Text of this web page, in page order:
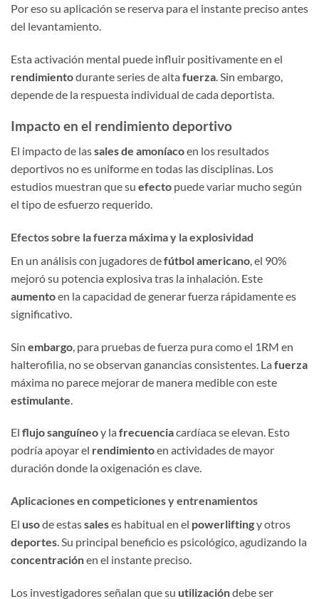
Por eso su aplicación se reserva para el instante preciso antes
del levantamiento.
Esta activación mental puede influir positivamente en el
rendimientodurante series de alta fuerza . Sin embargo,
depende de la respuesta individual de cada deportista.
Impacto en el rendimiento deportivo
El impacto de lassales de amoníacoen los resultados
deportivos no es uniforme en todas las disciplinas. Los
estudios muestran que su efecto puede variar mucho según
el tipo de esfuerzo requerido.
Efectos sobre la fuerza máxima y la explosividad
En un análisis con jugadores defútbol americano , el 90%
mejoró su potencia explosiva tras la inhalación. Este
aumentoen la capacidad de generar fuerza rápidamente es
significativo.
Sin embargo , para pruebas de fuerza pura como el 1RM en
halterofilia, no se observan ganancias consistentes. La fuerza
máxima no parece mejorar de manera medible con este
estimulante
El flujo sanguíneoy la frecuenciacardíaca se elevan. Esto
podría apoyar el rendimientoen actividades de mayor
duración donde la oxigenación es clave.
Aplicaciones en competiciones y entrenamientos
El usode estassaleses habitual en el powerliftingy otros
deportes. Su principal beneficio es psicológico, agudizando la
concentraciónen el instante preciso.
Los investigadores señalan que su utilizacióndebe ser